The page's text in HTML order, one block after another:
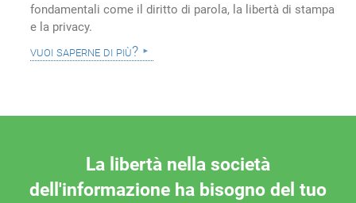
fondamentali come il diritto di parola, la libertà di stampa
e la privacy.
vuoi saperne di più?
La libertà nella società
dell'informazione ha bisogno del tuo